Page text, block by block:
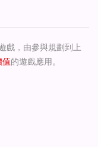
戲，由參與規劃到上
的遊戲應用。